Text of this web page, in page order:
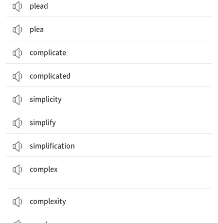
plead
plea
complicate
complicated
simplicity
simplify
simplification
complex
complexity